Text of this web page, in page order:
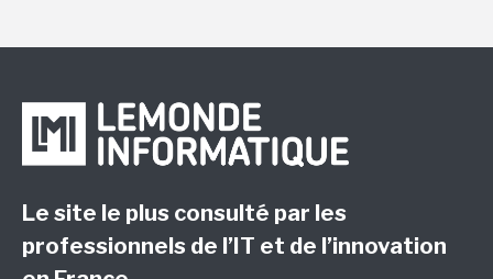
Le site le plus consulté par les
professionnels de l’IT et de l’innovation